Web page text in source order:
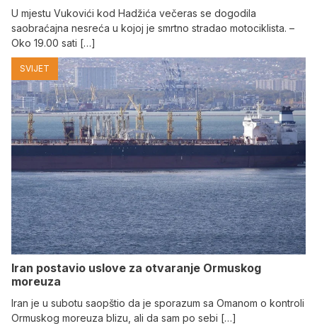
U mjestu Vukovići kod Hadžića večeras se dogodila
saobraćajna nesreća u kojoj je smrtno stradao motociklista. –
Oko 19.00 sati […]
SVIJET
Iran postavio uslove za otvaranje Ormuskog
moreuza
Iran je u subotu saopštio da je sporazum sa Omanom o kontroli
Ormuskog moreuza blizu, ali da sam po sebi […]